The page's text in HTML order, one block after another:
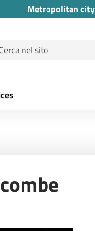
Metropolitan city
per: